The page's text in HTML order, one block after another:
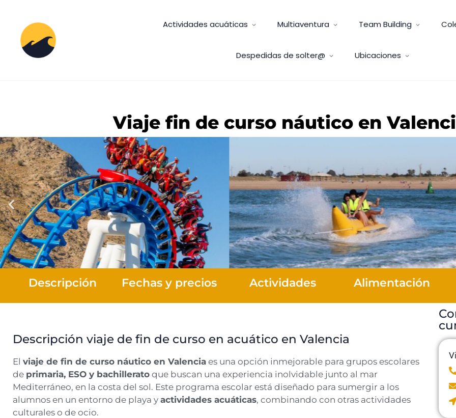
Actividades acuáticas Multiaventura Team Building
Despedidas de solter@ Ubicaciones
Viaje fin de curso náutico en
Descripción Fechas y precios Actividades Alimentación
Descripción viaje de fin de curso en acuático en Valencia
El viaje de fin de curso náutico en Valencia es una opción inmejorable para grupos escolares
de primaria, ESO y bachillerato que buscan una experiencia inolvidable junto al mar
Mediterráneo, en la costa del sol. Este programa escolar está diseñado para sumergir a los
alumnos en un entorno de playa y actividades acuáticas, combinando con otras actividades
culturales o de ocio.